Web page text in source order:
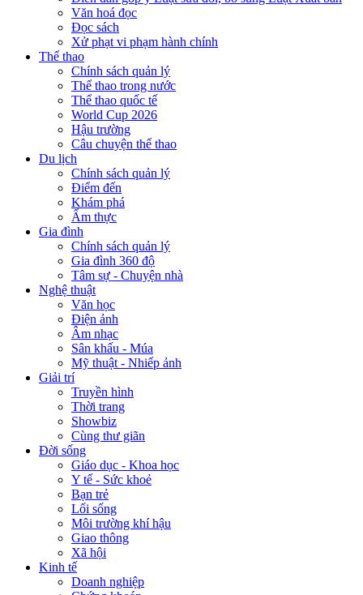
Văn hoá đọc
Đọc sách
Xử phạt vi phạm hành chính
Thể thao
Chính sách quản lý
Thể thao trong nước
Thể thao quốc tế
World Cup 2026
Hậu trường
Câu chuyện thể thao
Du lịch
Chính sách quản lý
Điểm đến
Khám phá
Ẩm thực
Gia đình
Chính sách quản lý
Gia đình 360 độ
Tâm sự - Chuyện nhà
Nghệ thuật
Văn học
Điện ảnh
Âm nhạc
Sân khấu - Múa
Mỹ thuật - Nhiếp ảnh
Giải trí
Truyền hình
Thời trang
Showbiz
Cùng thư giãn
Đời sống
Giáo dục - Khoa học
Y tế - Sức khoẻ
Bạn trẻ
Lối sống
Môi trường khí hậu
Giao thông
Xã hội
Kinh tế
Doanh nghiệp